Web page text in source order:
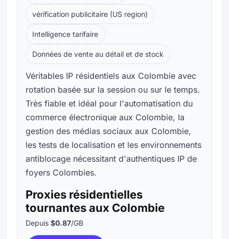
vérification publicitaire (US region)
Intelligence tarifaire
Données de vente au détail et de stock
Véritables IP résidentiels aux Colombie avec
rotation basée sur la session ou sur le temps.
Très fiable et idéal pour l'automatisation du
commerce électronique aux Colombie, la
gestion des médias sociaux aux Colombie,
les tests de localisation et les environnements
antiblocage nécessitant d'authentiques IP de
foyers Colombies.
Proxies résidentielles
tournantes aux Colombie
Depuis $0.87/GB